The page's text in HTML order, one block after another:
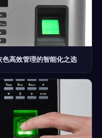
高效管理的智能化之选